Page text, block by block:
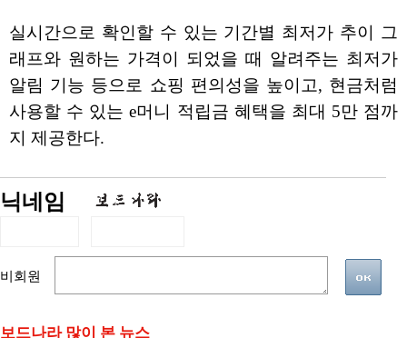
실시간으로 확인할 수 있는 기간별 최저가 추이 그
래프와 원하는 가격이 되었을 때 알려주는 최저가
알림 기능 등으로 쇼핑 편의성을 높이고, 현금처럼
사용할 수 있는 e머니 적립금 혜택을 최대 5만 점까
지 제공한다.
닉네임
비회원
보드나라 많이 본 뉴스